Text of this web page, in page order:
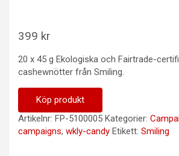
399 kr
20 x 45 g Ekologiska och Fairtrade-
cashewnötter från Smiling.
Köp produkt
Artikelnr: FP-5100005 Kategorier:
campaigns, wkly-candy Etikett: Smiling